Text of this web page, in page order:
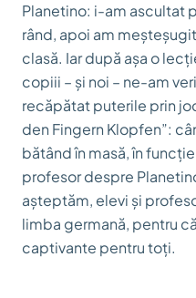
Planetino: i-am ascultat
rând, apoi am
clasă. Iar după așa o
copiii – și noi – ne-am
recăpătat puterile prin
den Fingern Klopfen”:
bătând în masă, în
profesor despre
așteptăm, elevi și
limba germană, pentru
captivante pentru toți.